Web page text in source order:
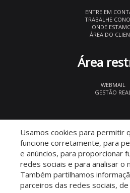
ENTRE EM
TRABALHE
ONDE
ÁREA DO
Área
WEBMAIL
GESTÃO
Usamos cookies para permitir
funcione corretamente, para
e anúncios, para proporcionar
redes sociais e para analisar o
Também partilhamos
parceiros das redes sociais,